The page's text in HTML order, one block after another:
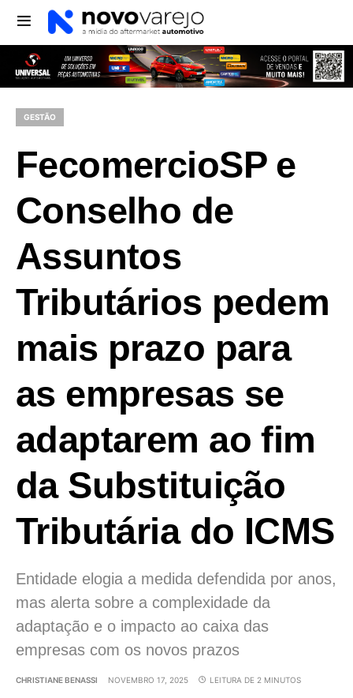
GESTÃO
FecomercioSP e
Conselho de
Assuntos
Tributários pedem
mais prazo para
as empresas se
adaptarem ao fim
da Substituição
Tributária do ICMS
Entidade elogia a medida defendida por anos,
mas alerta sobre a complexidade da
adaptação e o impacto ao caixa das
empresas com os novos prazos
CHRISTIANE BENASSI NOVEMBRO 17, 2025 LEITURA DE 2 MINUTOS